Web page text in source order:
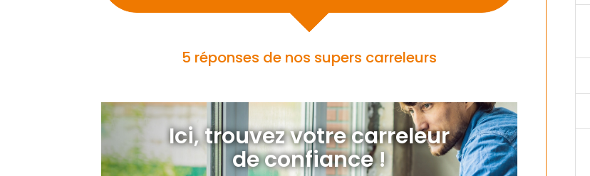
5 réponses de nos supers carreleurs
Ici, trouvez votre carreleur
de confiance !